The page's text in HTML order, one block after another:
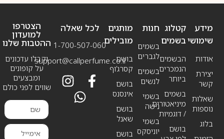
מידע
שימושי
אודות
יצירת
קשר
שאלות
נוספות
בלוג
חנות
בשמים
לגברים
בשמים
לנשים
בשמי
נישה
בשמי
יוניסקס
קטלוג
בשמים
הבשמים
הנמכרים
ביותר
בשמים
מיניאטורים
/ דוגמיות
בושם
מותגים
מובילים
בושם
קסרג’וף
בושם
אינסנס
בושם
שאנל
בושם
לכל שאלה
1-700-507-060
support@callperfume.co.il
הצטרפו
למועדון
ההטבות שלנו
וקבלו עדכונים
על קופונים
ומבצעים
שווים לפני כולם